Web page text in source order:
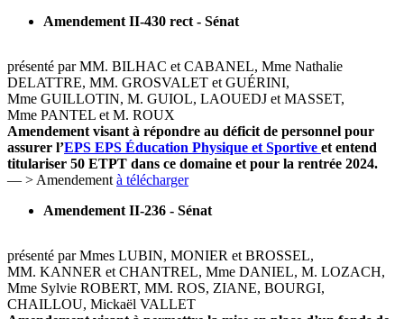
Amendement II-430 rect - Sénat
présenté par MM. BILHAC et CABANEL, Mme Nathalie
DELATTRE, MM. GROSVALET et GUÉRINI,
Mme GUILLOTIN, M. GUIOL, LAOUEDJ et MASSET,
Mme PANTEL et M. ROUX
Amendement visant à répondre au déficit de personnel pour
assurer l’EPS EPS Éducation Physique et Sportive et entend
titulariser 50 ETPT dans ce domaine et pour la rentrée 2024.
— > Amendement à télécharger
Amendement II-236 - Sénat
présenté par Mmes LUBIN, MONIER et BROSSEL,
MM. KANNER et CHANTREL, Mme DANIEL, M. LOZACH,
Mme Sylvie ROBERT, MM. ROS, ZIANE, BOURGI,
CHAILLOU, Mickaël VALLET